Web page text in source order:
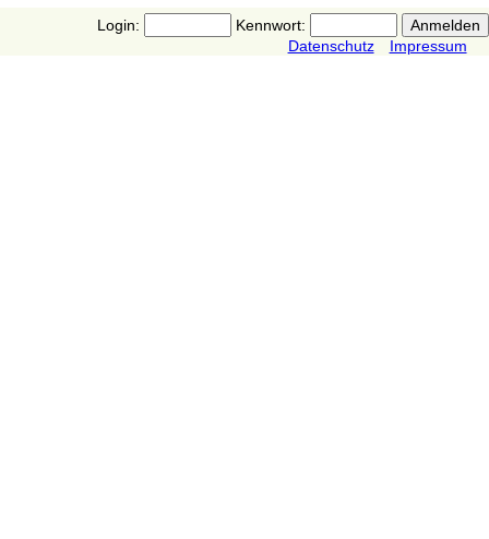
Login:
Kennwort:
Datenschutz
Impressum